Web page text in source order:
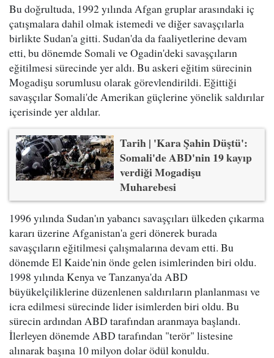
Bu doğrultuda, 1992 yılında Afgan gruplar arasındaki iç
çatışmalara dahil olmak istemedi ve diğer savaşçılarla
birlikte Sudan'a gitti. Sudan'da da faaliyetlerine devam
etti, bu dönemde Somali ve Ogadin'deki savaşçıların
eğitilmesi sürecinde yer aldı. Bu askeri eğitim sürecinin
Mogadişu sorumlusu olarak görevlendirildi. Eğittiği
savaşçılar Somali'de Amerikan güçlerine yönelik saldırılar
içerisinde yer aldılar.
Tarih | 'Kara Şahin Düştü':
Somali'de ABD'nin 19 kayıp
verdiği Mogadişu
Muharebesi
1996 yılında Sudan'ın yabancı savaşçıları ülkeden çıkarma
kararı üzerine Afganistan'a geri dönerek burada
savaşçıların eğitilmesi çalışmalarına devam etti. Bu
dönemde El Kaide'nin önde gelen isimlerinden biri oldu.
1998 yılında Kenya ve Tanzanya'da ABD
büyükelçiliklerine düzenlenen saldırıların planlanması ve
icra edilmesi sürecinde lider isimlerden biri oldu. Bu
sürecin ardından ABD tarafından aranmaya başlandı.
İlerleyen dönemde ABD tarafından "terör" listesine
alınarak başına 10 milyon dolar ödül konuldu.